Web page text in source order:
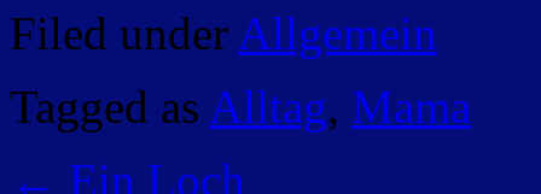
Filed under Allgemein
Tagged as Alltag, Mama
← Ein Loch